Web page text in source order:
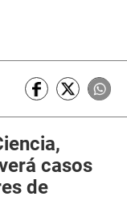
casos
de